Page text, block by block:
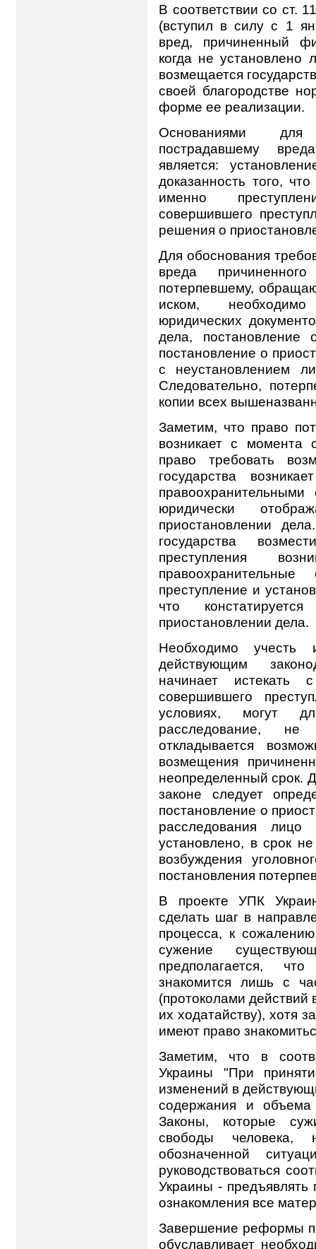
В соответствии со ст.
(вступил в силу с 1
вред, причиненный
когда не установлено
возмещается
своей благородстве
форме ее реализации.
Основаниями для
пострадавшему
является:
доказанность того,
именно
совершившего
решения о
Для обоснования
вреда
потерпевшему,
иском, необходимо
юридических
дела, постановление
постановление о
с неустановлением
Следовательно,
копии всех
Заметим, что право
возникает с момента
право требовать
государства
правоохранительными
юридически
приостановлении
государства
преступления
преступление и
что
приостановлении дела.
Необходимо
действующим
начинает истекать
совершившего
условиях, могут
расследование,
откладывается
возмещения
неопределенный срок.
законе следует
постановление о
расследования лицо
установлено, в срок
возбуждения
постановления
В проекте УПК
сделать шаг в
процесса, к
сужение
предполагается,
знакомится лишь с
(протоколами
их ходатайству), хотя
имеют право
Заметим, что в
Украины "При
изменений в
содержания и
Законы, которые
свободы
обозначенной
руководствоваться
Украины -
ознакомления все
Завершение реформы
обуславливает